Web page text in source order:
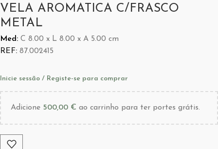
VELA AROMATICA C/FRASCO
METAL
Med: C 8.00 x L 8.00 x A 5.00 cm
REF: 87.002415
Inicie sessão / Registe-se para comprar
Adicione 500,00 € ao carrinho para ter portes grátis.